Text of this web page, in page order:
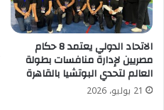
الاتحاد الدولي يعتمد 8 حكام
مصريين لإدارة منافسات بطولة
العالم لتحدي البوتشيا بالقاهرة
21 يوليو، 2026